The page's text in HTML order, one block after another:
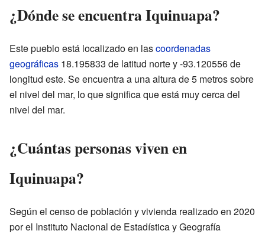
¿Dónde se encuentra Iquinuapa?
Este pueblo está localizado en lascoordenadas
geográficas 18.195833 de latitud norte y -93.120556 de
longitud este. Se encuentra a una altura de 5 metros sobre
el nivel del mar, lo que significa que está muy cerca del
nivel del mar.
¿Cuántas personas viven en
Iquinuapa?
Según el censo de población y vivienda realizado en 2020
por el Instituto Nacional de Estadística y Geografía